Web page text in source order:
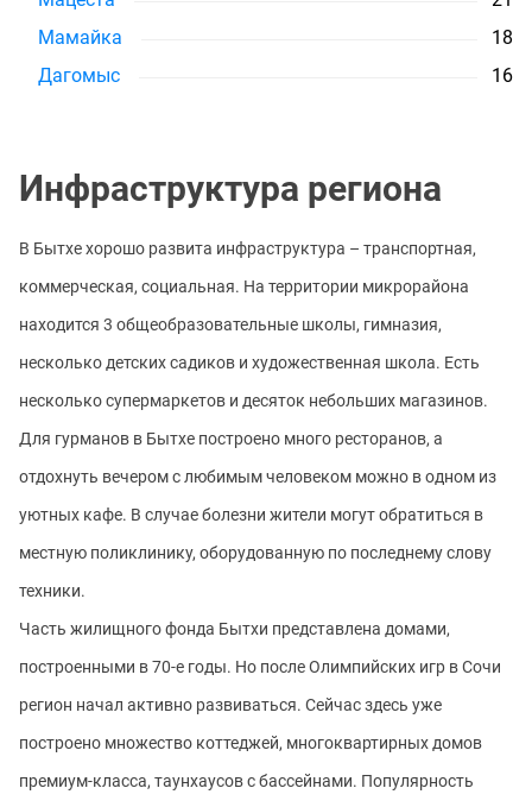
Мамайка
18
Дагомыс
16
Инфраструктура региона
В Бытхе хорошо развита инфраструктура – транспортная,
коммерческая, социальная. На территории микрорайона
находится 3 общеобразовательные школы, гимназия,
несколько детских садиков и художественная школа. Есть
несколько супермаркетов и десяток небольших магазинов.
Для гурманов в Бытхе построено много ресторанов, а
отдохнуть вечером с любимым человеком можно в одном из
уютных кафе. В случае болезни жители могут обратиться в
местную поликлинику, оборудованную по последнему слову
техники.
Часть жилищного фонда Бытхи представлена домами,
построенными в 70-е годы. Но после Олимпийских игр в Сочи
регион начал активно развиваться. Сейчас здесь уже
построено множество коттеджей, многоквартирных домов
премиум-класса, таунхаусов с бассейнами. Популярность